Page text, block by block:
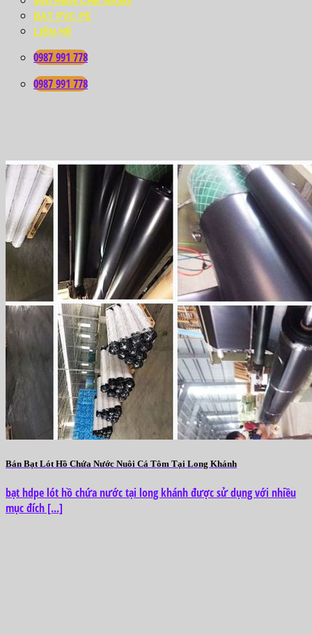
BẠT PVC PE
LIÊN HỆ
0987 991 778
0987 991 778
Bán Bạt Lót Hồ Chứa Nước Nuôi Cá Tôm Tại Long Khánh
bạt hdpe lót hồ chứa nước tại long khánh được sử dụng với nhiều
mục đích [...]